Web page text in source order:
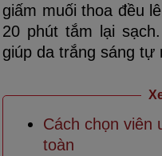
giấm muối thoa đều
20 phút tắm lại
giúp da trắng sáng tự
Cách chọn viên
toàn